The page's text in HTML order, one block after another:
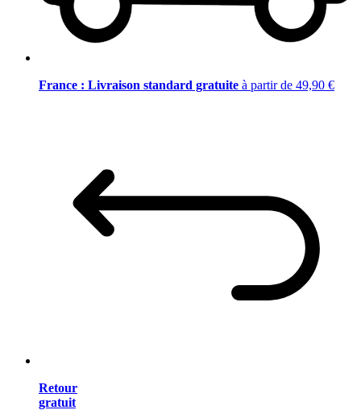
France : Livraison standard gratuite à partir de 49,90 €
Retour
gratuit